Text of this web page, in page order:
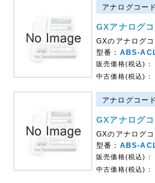
アナログコー
GXアナログ
GXのアナログ
型番： ABS-
販売価格(税込)：
中古価格(税込)：
アナログコー
GXアナログ
GXのアナログ
型番： ABS-
販売価格(税込)：
中古価格(税込)：